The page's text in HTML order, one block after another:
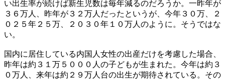
い出生率が続けば新生児数は毎年減るのだろうか。一昨年が
３６万人、昨年が３２万人だったというが、今年３０万、２
０２５年２５万、２０３０年１０万人のように。そうではな
い。
国内に居住している内国人女性の出産だけを考慮した場合、
昨年は約３１万５０００人の子どもが生まれた。今年は約３
０万人、来年は約２９万人台の出生が期待されている。その